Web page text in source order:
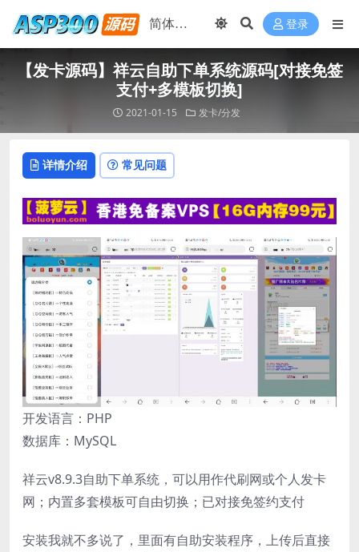
登录
【发卡源码】祥云自助下单系统源码[对接免签
支付+多模板切换]
2021-01-15 发卡/分发
详情介绍 常见问题
开发语言：PHP
数据库：MySQL
祥云v8.9.3自助下单系统，可以用作代刷网或个人发卡
网；内置多套模板可自由切换；已对接免签约支付
安装我就不多说了，里面有自助安装程序，上传后直接